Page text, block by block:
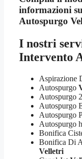
informazioni su
Autospurgo
I nostri
Intervento
Aspirazione
Autospurgo
Autospurgo
Autospurgo
Autospurgo
Autospurgo
Bonifica
Bonifica Di
Velletri